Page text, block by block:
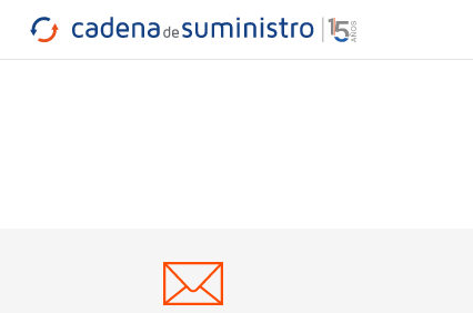
MARÍTIMO INTERMODAL